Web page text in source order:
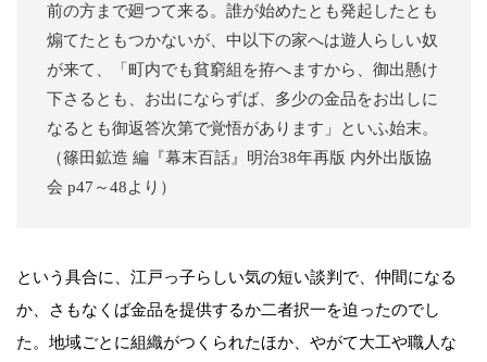
前の方まで廻つて来る。誰が始めたとも発起したとも
煽てたともつかないが、中以下の家へは遊人らしい奴
が来て、「町内でも貧窮組を拵へますから、御出懸け
下さるとも、お出にならずば、多少の金品をお出しに
なるとも御返答次第で覚悟があります」といふ始末。
（篠田鉱造 編『幕末百話』明治38年再版 内外出版協
会 p47～48より）
という具合に、江戸っ子らしい気の短い談判で、仲間になる
か、さもなくば金品を提供するか二者択一を迫ったのでし
た。地域ごとに組織がつくられたほか、やがて大工や職人な